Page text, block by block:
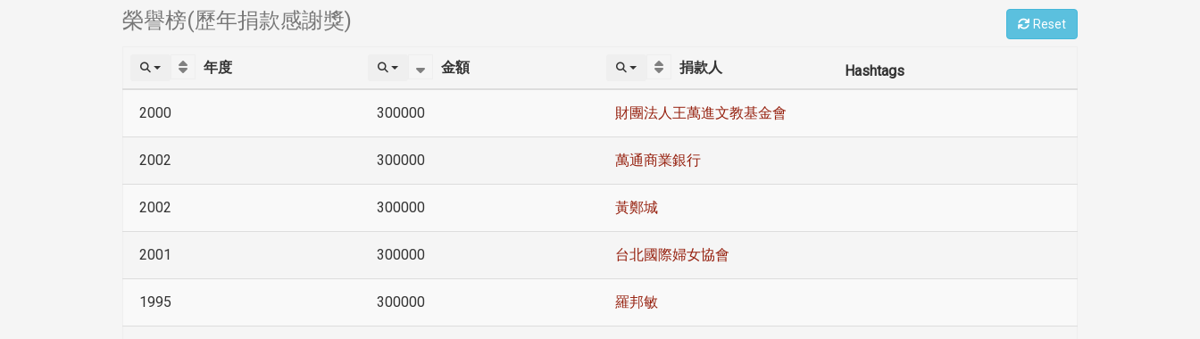
榮譽榜(歷年捐款感謝獎) Reset
年度 金額 捐款人 Hashtags
2000 300000 財團法人王萬進文教基金會
2002 300000 萬通商業銀行
2002 300000 黃鄭城
2001 300000 台北國際婦女協會
1995 300000 羅邦敏